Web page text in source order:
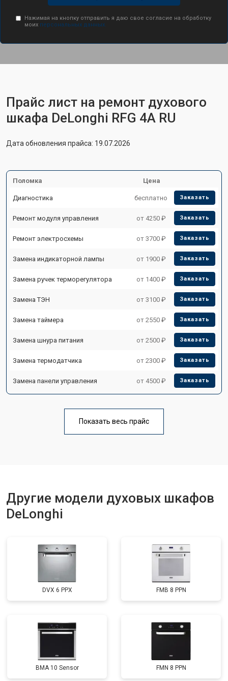
Нажимая на кнопку отправить я даю свое согласие на обработку
моих персональных данных.
Прайс лист на ремонт духового
шкафа DeLonghi RFG 4A RU
Дата обновления прайса: 19.07.2026
Поломка Цена
Диагностика бесплатно Заказать
Ремонт модуля управления от 4250 ₽ Заказать
Ремонт электросхемы от 3700 ₽ Заказать
Замена индикаторной лампы от 1900 ₽ Заказать
Замена ручек терморегулятора от 1400 ₽ Заказать
Замена ТЭН от 3100 ₽ Заказать
Замена таймера от 2550 ₽ Заказать
Замена шнура питания от 2500 ₽ Заказать
Замена термодатчика от 2300 ₽ Заказать
Замена панели управления от 4500 ₽ Заказать
Показать весь прайс
Другие модели духовых шкафов
DeLonghi
DVX 6 PPX FMB 8 PPN
BMA 10 Sensor FMN 8 PPN